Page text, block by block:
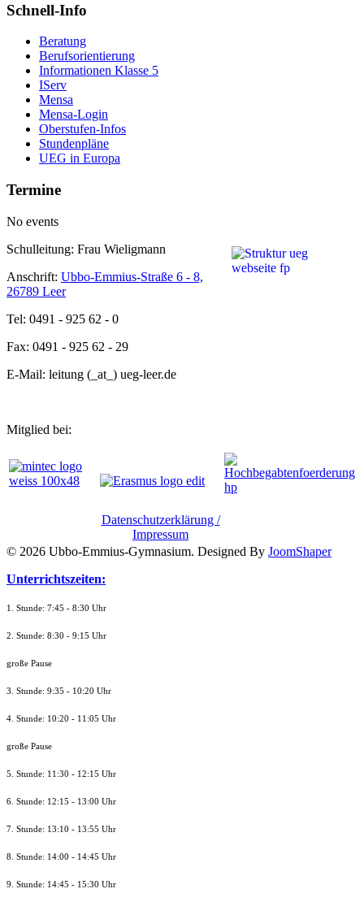
Schnell-Info
Beratung
Berufsorientierung
Informationen Klasse 5
IServ
Mensa
Mensa-Login
Oberstufen-Infos
Stundenpläne
UEG in Europa
Termine
No events
Schulleitung: Frau Wieligmann
Anschrift: Ubbo-Emmius-Straße 6 - 8,
26789 Leer
Tel: 0491 - 925 62 - 0
Fax: 0491 - 925 62 - 29
E-Mail: leitung (_at_) ueg-leer.de
Mitglied bei:
Datenschutzerklärung /
Impressum
© 2026 Ubbo-Emmius-Gymnasium. Designed By JoomShaper
Unterrichtszeiten:
1. Stunde: 7:45 - 8:30 Uhr
2. Stunde: 8:30 - 9:15 Uhr
große Pause
3. Stunde: 9:35 - 10:20 Uhr
4. Stunde: 10:20 - 11:05 Uhr
große Pause
5. Stunde: 11:30 - 12:15 Uhr
6. Stunde: 12:15 - 13:00 Uhr
7. Stunde: 13:10 - 13:55 Uhr
8. Stunde: 14:00 - 14:45 Uhr
9. Stunde: 14:45 - 15:30 Uhr